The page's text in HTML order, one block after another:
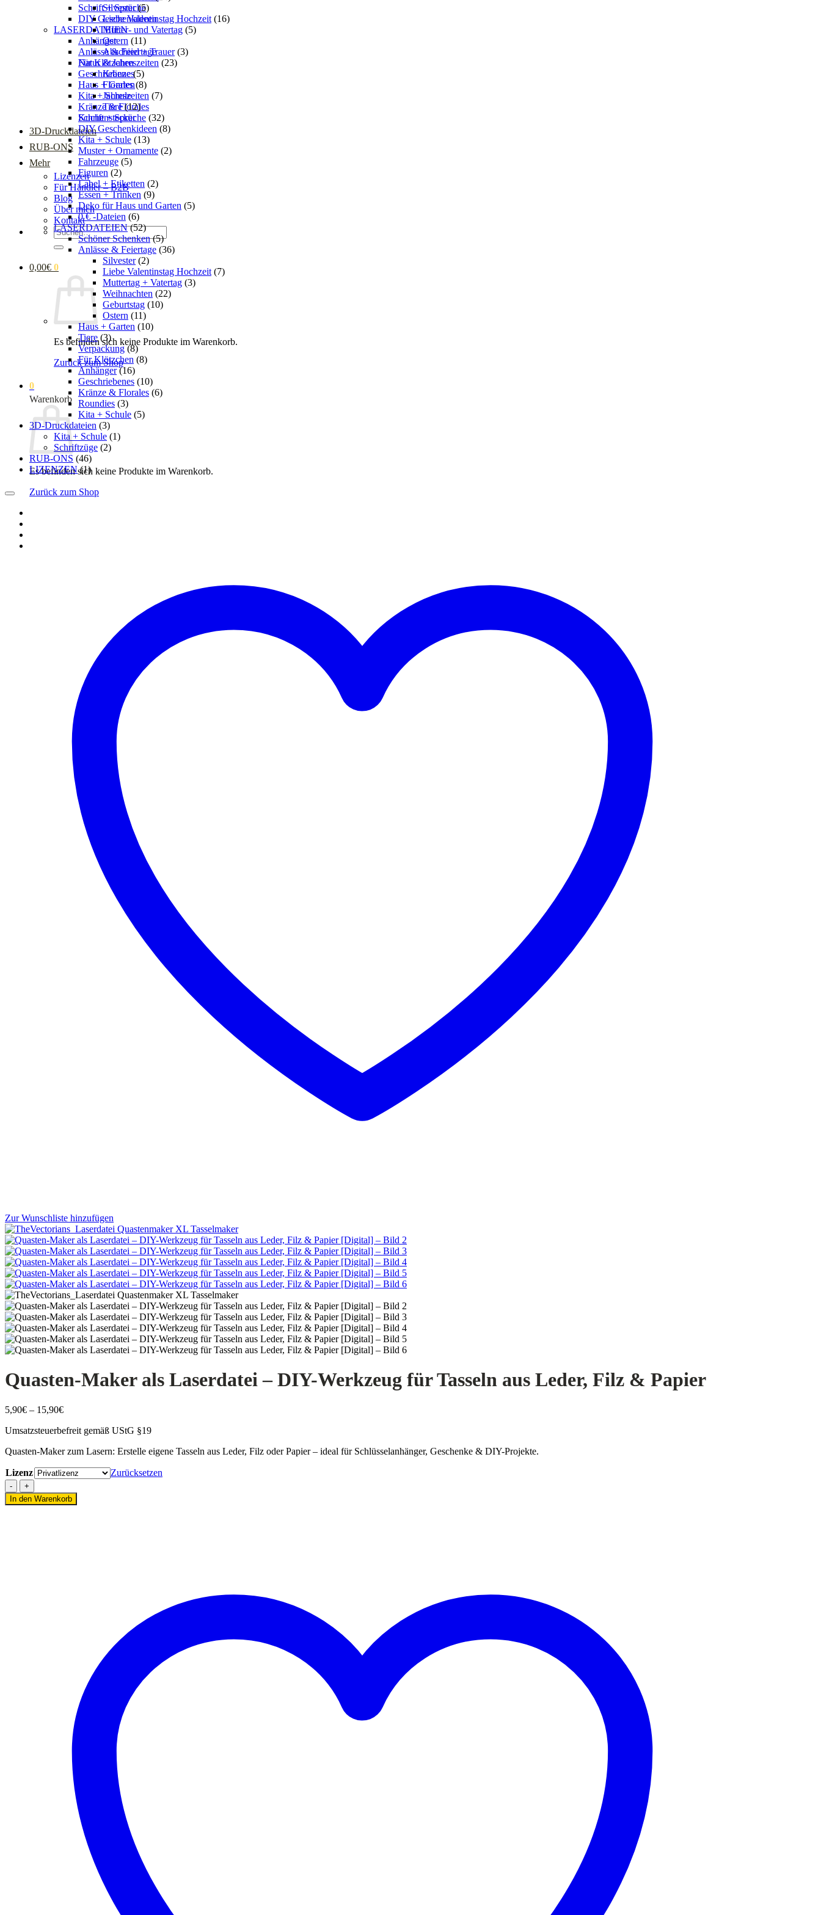
Schrift + Sprüche
DIY Geschenkideen
LASERDATEIEN
Anhänger
Anlässe & Feiertage
Für Klötzchen
Geschriebenes
Haus + Garten
Kita + Schule
Kränze & Florales
Kuchenstecker
3D-Druckdateien
RUB-ONS
Mehr
Lizenzen
Für Händler – B2B
Blog
Über mich
Kontakt
Suchen
nach:
0,00€ 0
Es befinden sich keine Produkte im Warenkorb.
Zurück zum Shop
0
Warenkorb
Es befinden sich keine Produkte im Warenkorb.
Zurück zum Shop
Silvester (5)
Liebe Valentinstag Hochzeit (16)
Mutter- und Vatertag (5)
Ostern (11)
Abschied + Trauer (3)
Natur & Jahreszeiten (23)
Kränze (5)
Florales (8)
Jahreszeiten (7)
Tiere (12)
Schrift + Sprüche (32)
DIY Geschenkideen (8)
Kita + Schule (13)
Muster + Ornamente (2)
Fahrzeuge (5)
Figuren (2)
Label + Etiketten (2)
Essen + Trinken (9)
Deko für Haus und Garten (5)
0 € -Dateien (6)
LASERDATEIEN (52)
Schöner Schenken (5)
Anlässe & Feiertage (36)
Silvester (2)
Liebe Valentinstag Hochzeit (7)
Muttertag + Vatertag (3)
Weihnachten (22)
Geburtstag (10)
Ostern (11)
Haus + Garten (10)
Tiere (3)
Verpackung (8)
Für Klötzchen (8)
Anhänger (16)
Geschriebenes (10)
Kränze & Florales (6)
Roundies (3)
Kita + Schule (5)
3D-Druckdateien (3)
Kita + Schule (1)
Schriftzüge (2)
RUB-ONS (46)
LIZENZEN (1)
Zur Wunschliste hinzufügen
Quasten-Maker als Laserdatei – DIY-Werkzeug für Tasseln aus Leder, Filz & Papier
5,90€ – 15,90€Preisspanne:
bis
Umsatzsteuerbefreit gemäß UStG §19
Quasten-Maker zum Lasern: Erstelle eigene Tasseln aus Leder, Filz oder Papier – ideal für Schlüsselanhänger, Geschenke & DIY-Projekte.
Lizenz
Zurücksetzen
Quasten-
Maker
als
In den Warenkorb